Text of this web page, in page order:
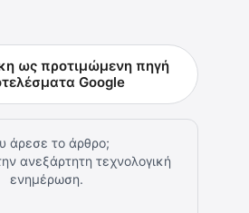
ως προτιμώμενη πηγή
Google
άρεσε το άρθρο;
ανεξάρτητη τεχνολογική
ενημέρωση.